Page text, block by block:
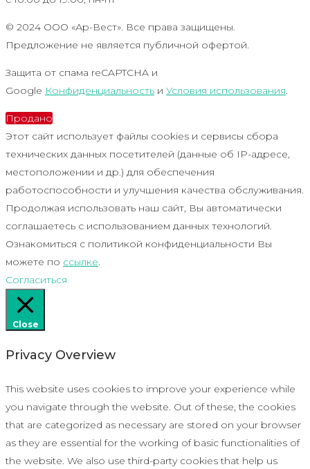
© 2024 ООО «Ар-Вест». Все права защищены.
Предложение не является публичной офертой.
Защита от спама reCAPTCHA и
Google Конфиденциальность и Условия использования.
Продано
Этот сайт использует файлы cookies и сервисы сбора
технических данных посетителей (данные об IP-адресе,
местоположении и др.) для обеспечения
работоспособности и улучшения качества обслуживания.
Продолжая использовать наш сайт, Вы автоматически
соглашаетесь с использованием данных технологий.
Ознакомиться с политикой конфиденциальности Вы
можете по ссылке.
Согласиться
Close
Privacy Overview
This website uses cookies to improve your experience while
you navigate through the website. Out of these, the cookies
that are categorized as necessary are stored on your browser
as they are essential for the working of basic functionalities of
the website. We also use third-party cookies that help us